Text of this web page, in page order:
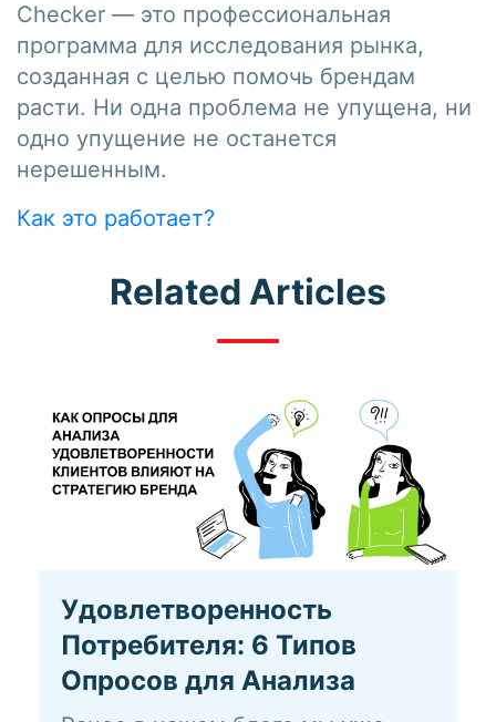
Checker — это профессиональная
программа для исследования рынка,
созданная с целью помочь брендам
расти. Ни одна проблема не упущена, ни
одно упущение не останется
нерешенным.
Как это работает?
Related Articles
Удовлетворенность
Потребителя: 6 Типов
Опросов для Анализа